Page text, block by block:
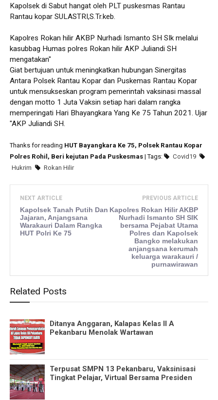
Kapolsek di Sabut hangat oleh PLT puskesmas Rantau
Rantau kopar SULASTRI,S.Tr.keb.
Kapolres Rokan hilir AKBP Nurhadi Ismanto SH SIk melalui
kasubbag Humas polres Rokan hilir AKP Juliandi SH
mengatakan"
Giat bertujuan untuk meningkatkan hubungan Sinergitas
Antara Polsek Rantau Kopar dan Puskemas Rantau Kopar
untuk mensukseskan program pemerintah vaksinasi massal
dengan motto 1 Juta Vaksin setiap hari dalam rangka
memperingati Hari Bhayangkara Yang Ke 75 Tahun 2021. Ujar
"AKP Juliandi SH.
Thanks for reading HUT Bayangkara Ke 75, Polsek Rantau Kopar
Polres Rohil, Beri kejutan Pada Puskesmas | Tags:
Covid19
Hukrim
Rokan Hilir
NEXT ARTICLE
Kapolsek Tanah Putih Dan
Jajaran, Anjangsana
Warakauri Dalam Rangka
HUT Polri Ke 75
PREVIOUS ARTICLE
Kapolres Rokan Hilir AKBP
Nurhadi Ismanto SH SIK
bersama Pejabat Utama
Polres dan Kapolsek
Bangko melakukan
anjangsana kerumah
keluarga warakauri /
purnawirawan
Related Posts
Ditanya Anggaran, Kalapas Kelas II A
Pekanbaru Menolak Wartawan
Terpusat SMPN 13 Pekanbaru, Vaksinisasi
Tingkat Pelajar, Virtual Bersama Presiden